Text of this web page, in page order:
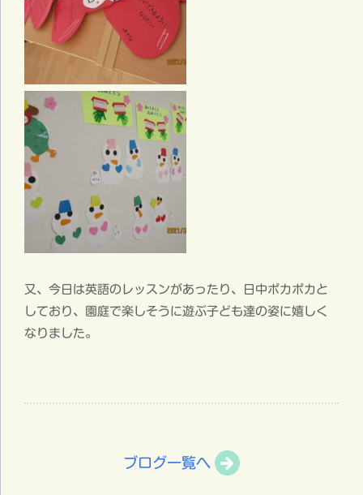
又、今日は英語のレッスンがあったり、日中ポカポカと
しており、園庭で楽しそうに遊ぶ子ども達の姿に嬉しく
なりました。
ブログ一覧へ